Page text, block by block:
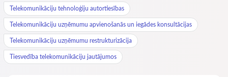
Telekomunikāciju tehnoloģiju autortiesības
Telekomunikāciju uzņēmumu apvienošanās un iegādes konsultācijas
Telekomunikāciju uzņēmumu restrukturizācija
Tiesvedība telekomunikāciju jautājumos